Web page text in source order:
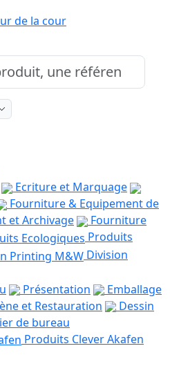
Ecriture et Marquage
Fourniture & Equipement de
et Archivage
Fourniture
Produits
Division
Présentation
Emballage
et Restauration
Dessin
de bureau
Produits Clever Akafen